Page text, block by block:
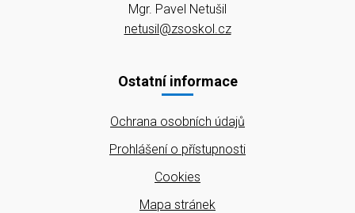
Mgr. Pavel Netušil
netusil@zsoskol.cz
Ostatní informace
Ochrana osobních údajů
Prohlášení o přístupnosti
Cookies
Mapa stránek